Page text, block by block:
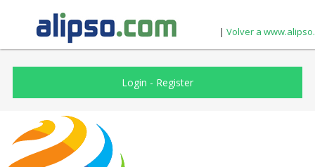
| Volver a
Login - Register